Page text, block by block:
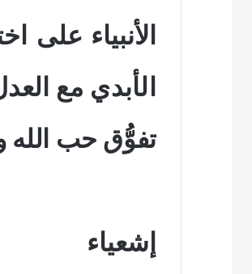
الأنبياء على
الأبدي مع
تفوُّق حب الله
إشعياء